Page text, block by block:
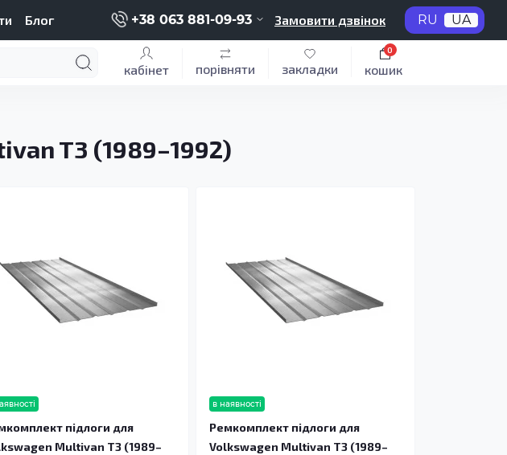
Блог +38 063 881-09-93 Замовити дзвінок RU UA
кабінет порівняти закладки кошик
0
T3 (1989–1992)
підлоги для
Multivan T3 (1989–
в наявності
Ремкомплект підлоги для
Volkswagen Multivan T3 (1989–